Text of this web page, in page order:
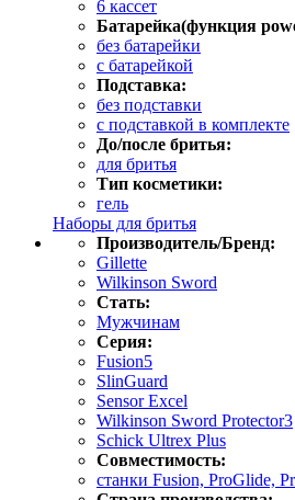
6 кассет
Батарейка(функция
без батарейки
с батарейкой
Подставка:
без подставки
с подставкой в комплекте
До/после бритья:
для бритья
Тип косметики:
гель
Наборы для бритья
Производитель/Бренд:
Gillette
Wilkinson Sword
Стать:
Мужчинам
Серия:
Fusion5
SlinGuard
Sensor Excel
Wilkinson Sword Protector3
Schick Ultrex Plus
Совместимость:
станки Fusion, ProGlide,